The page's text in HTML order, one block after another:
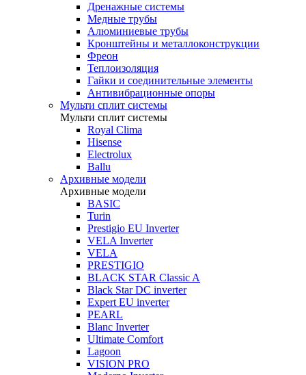
Дренажные системы
Медные трубы
Алюминиевые трубы
Кронштейны и металлоконструкции
Фреон
Теплоизоляция
Гайки и соединительные элементы
Антивибрационные опоры
Мульти сплит системы
Мульти сплит системы
Royal Clima
Hisense
Electrolux
Ballu
Архивные модели
Архивные модели
BASIC
Turin
Prestigio EU Inverter
VELA Inverter
VELA
PRESTIGIO
BLACK STAR Classic A
Black Star DC inverter
Expert EU inverter
PEARL
Blanc Inverter
Ultimate Comfort
Lagoon
VISION PRO